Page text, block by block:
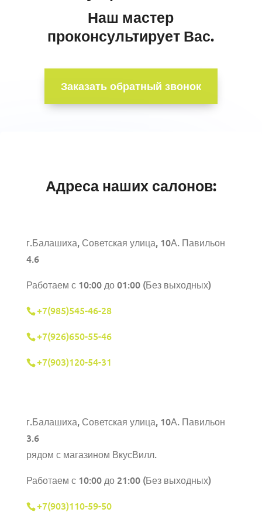
Наш мастер
проконсультирует Вас.
Заказать обратный звонок
Адреса наших салонов:
г.Балашиха, Советская улица, 10А. Павильон
4.6
Работаем с 10:00 до 01:00 (Без выходных)
+7(985)545-46-28
+7(926)650-55-46
+7(903)120-54-31
г.Балашиха, Советская улица, 10А. Павильон
3.6
рядом с магазином ВкусВилл.
Работаем с 10:00 до 21:00 (Без выходных)
+7(903)110-59-50